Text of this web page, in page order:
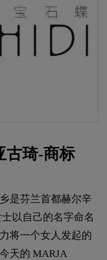
琦-商标
是芬兰首都赫尔辛
以自己的名字命名
将一个女人发起的
天的 MARJA